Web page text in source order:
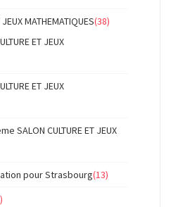
MATHEMATIQUES(38)
ET JEUX
ET JEUX
SALON CULTURE ET JEUX
pour Strasbourg(13)